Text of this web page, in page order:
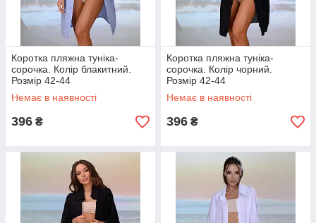
Коротка пляжна туніка-
сорочка. Колір блакитний.
Розмір 42-44
Немає в наявності
396 ₴
Коротка пляжна туніка-
сорочка. Колір чорний.
Розмір 42-44
Немає в наявності
396 ₴